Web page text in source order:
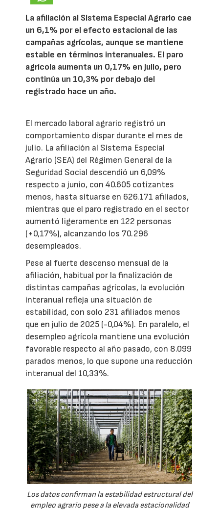
La afiliación al Sistema Especial Agrario cae
un 6,1% por el efecto estacional de las
campañas agrícolas, aunque se mantiene
estable en términos interanuales. El paro
agrícola aumenta un 0,17% en julio, pero
continúa un 10,3% por debajo del
registrado hace un año.
El mercado laboral agrario registró un
comportamiento dispar durante el mes de
julio. La afiliación al Sistema Especial
Agrario (SEA) del Régimen General de la
Seguridad Social descendió un 6,09%
respecto a junio, con 40.605 cotizantes
menos, hasta situarse en 626.171 afiliados,
mientras que el paro registrado en el sector
aumentó ligeramente en 122 personas
(+0,17%), alcanzando los 70.296
desempleados.
Pese al fuerte descenso mensual de la
afiliación, habitual por la finalización de
distintas campañas agrícolas, la evolución
interanual refleja una situación de
estabilidad, con solo 231 afiliados menos
que en julio de 2025 (-0,04%). En paralelo, el
desempleo agrícola mantiene una evolución
favorable respecto al año pasado, con 8.099
parados menos, lo que supone una reducción
interanual del 10,33%.
Los datos confirman la estabilidad estructural del
empleo agrario pese a la elevada estacionalidad